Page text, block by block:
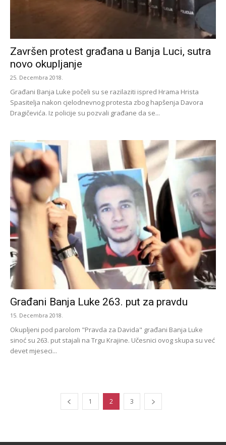
Završen protest građana u Banja Luci, sutra
novo okupljanje
25. Decembra 2018.
Građani Banja Luke počeli su se razilaziti ispred Hrama Hrista
Spasitelja nakon cjelodnevnog protesta zbog hapšenja Davora
Dragičevića. Iz policije su pozvali građane da se...
Građani Banja Luke 263. put za pravdu
15. Decembra 2018.
Okupljeni pod parolom "Pravda za Davida" građani Banja Luke
sinoć su 263. put stajali na Trgu Krajine. Učesnici ovog skupa su već
devet mjeseci...
1 2 3